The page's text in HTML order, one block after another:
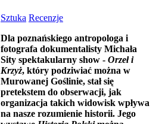
Sztuka Recenzje
Dla poznańskiego antropologa i
fotografa dokumentalisty Michała
Sity spektakularny show - Orzeł i
Krzyż, który podziwiać można w
Murowanej Goślinie, stał się
pretekstem do obserwacji, jak
organizacja takich widowisk wpływa
na nasze rozumienie historii. Jego